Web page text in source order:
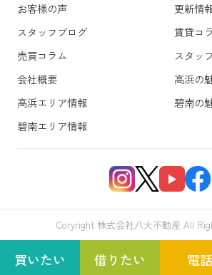
お客様の声
更新情
スタッフブログ
賃貸コ
売買コラム
スタッ
会社概要
高浜の
高浜エリア情報
碧南の
碧南エリア情報
Coryright 株式会社八大不動産 All
買いたい 借りたい 電話